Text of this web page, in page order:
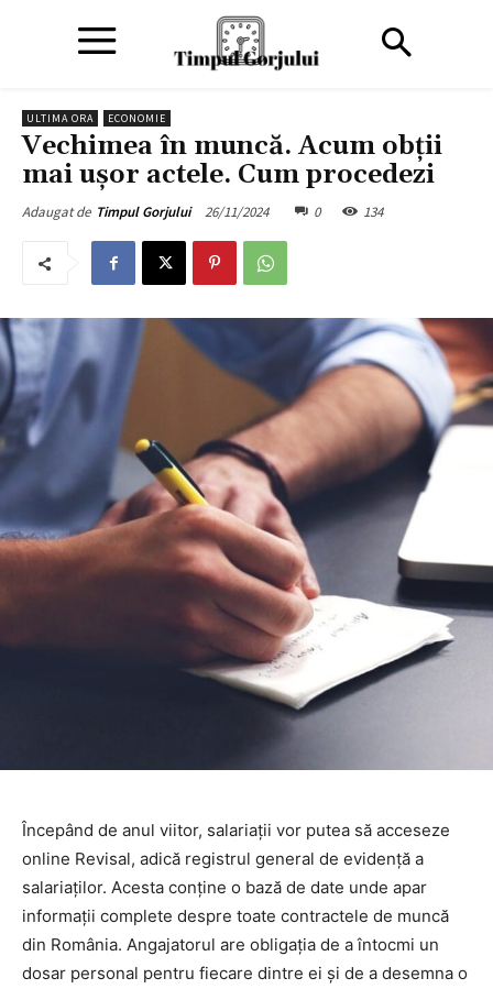
ULTIMA ORA ECONOMIE
Vechimea în muncă. Acum obții
mai ușor actele. Cum procedezi
Adaugat de Timpul Gorjului 26/11/2024 0 134
Începând de anul viitor, salariații vor putea să acceseze
online Revisal, adică registrul general de evidență a
salariaților. Acesta conține o bază de date unde apar
informații complete despre toate contractele de muncă
din România. Angajatorul are obligația de a întocmi un
dosar personal pentru fiecare dintre ei și de a desemna o